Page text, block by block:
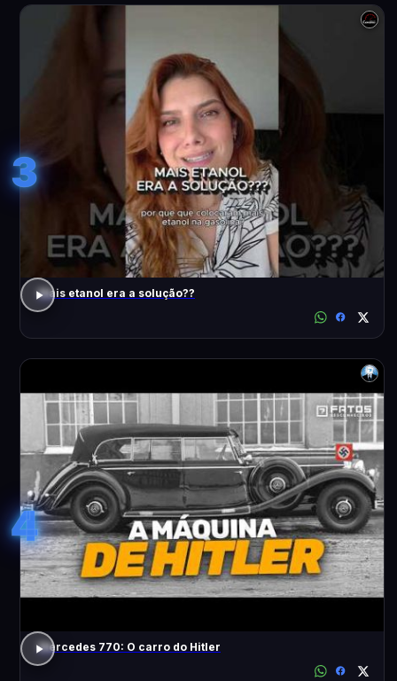
3
Mais etanol era a solução??
4
Mercedes 770: O carro do Hitler